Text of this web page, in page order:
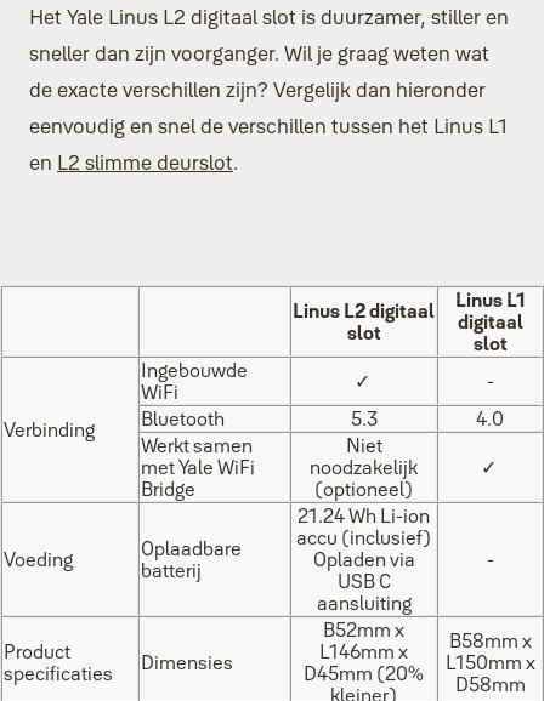
Het Yale Linus L2 digitaal slot is duurzamer, stiller en
sneller dan zijn voorganger. Wil je graag weten wat
de exacte verschillen zijn? Vergelijk dan hieronder
eenvoudig en snel de verschillen tussen het Linus L1
en L2 slimme deurslot.
Linus L2 digitaal
slot
Linus L1
digitaal
slot
Verbinding
Ingebouwde
WiFi
✓
-
Bluetooth
5.3
4.0
Werkt samen
met Yale WiFi
Bridge
Niet
noodzakelijk
(optioneel)
✓
Voeding
Oplaadbare
batterij
21.24 Wh Li-ion
accu (inclusief)
Opladen via
USB C
aansluiting
-
Product
specificaties
Dimensies
B52mm x
L146mm x
D45mm (20%
kleiner)
B58mm x
L150mm x
D58mm